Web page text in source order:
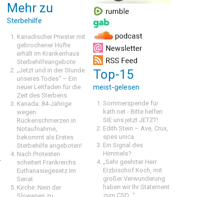
Mehr zu
Sterbehilfe
Kanadischer Priester mit
gebrochener Hüfte
erhält im Krankenhaus
Sterbehilfeangebote
„Jetzt und in der Stunde
unseres Todes“ – Ein
neuer Leitfaden für die
Zeit des Sterbens
Kanada: 84-Jährige
wegen
Rückenschmerzen in
Notaufnahme,
bekommt als Erstes
Sterbehilfe angeboten!
Nach Protesten
scheitert Frankreichs
Euthanasiegesetz im
Senat
Kirche: Nein der
Top-15
meist-gelesen
Sommerspende für
kath.net - Bitte helfen
SIE uns jetzt JETZT!
Edith Stein – Ave, Crux,
spes unica
Ein Signal des
Himmels?
„Sehr geehrter Herr
Erzbischof Koch, mit
großer Verwunderung
haben wir Ihr Statement
zum CSD…“